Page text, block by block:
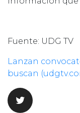
Fuente: UDG TV
Lanzan
buscan